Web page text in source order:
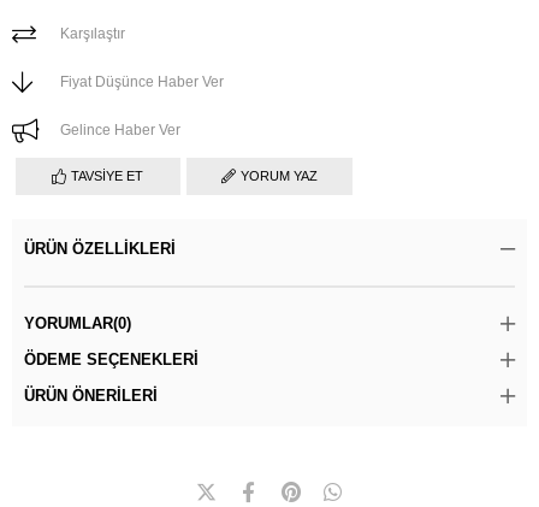
Karşılaştır
Fiyat Düşünce Haber Ver
Gelince Haber Ver
TAVSIYE ET YORUM YAZ
ÜRÜN ÖZELLIKLERI
YORUMLAR(0)
ÖDEME SEÇENEKLERI
ÜRÜN ÖNERILERI